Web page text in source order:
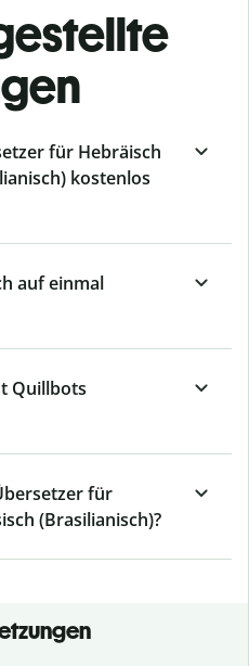
für Hebräisch
kostenlos
auf einmal
Quillbots
für
(Brasilianisch)?